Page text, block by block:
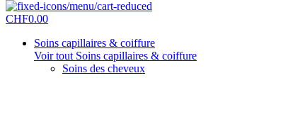
CHF0.00
Soins capillaires & coiffure
Voir tout Soins capillaires & coiffure
Soins des cheveux